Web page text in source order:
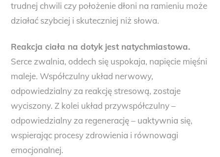
trudnej chwili czy położenie dłoni na ramieniu może
działać szybciej i skuteczniej niż słowa.
Reakcja ciała na dotyk jest natychmiastowa.
Serce zwalnia, oddech się uspokaja, napięcie mięśni
maleje. Współczulny układ nerwowy,
odpowiedzialny za reakcję stresową, zostaje
wyciszony. Z kolei układ przywspółczulny –
odpowiedzialny za regenerację – uaktywnia się,
wspierając procesy zdrowienia i równowagi
emocjonalnej.